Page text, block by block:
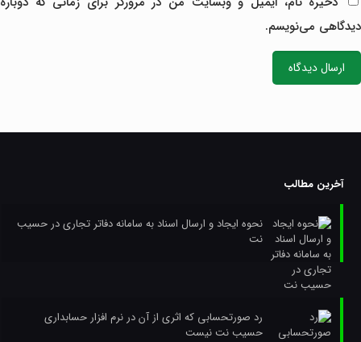
دیدگاهی می‌نویسم.
آخرین مطالب
نحوه ایجاد و ارسال اسناد به سامانه دفاتر تجاری در حسیب
نت
رد صورتحسابی که اثری از آن در نرم افزار حسابداری
حسیب نت نیست